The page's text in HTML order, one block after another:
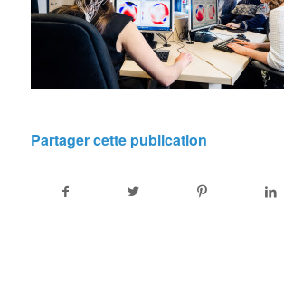
Partager cette publication